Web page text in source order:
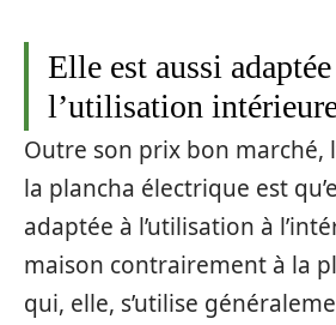
Elle est aussi adaptée
l’utilisation
Outre son prix bon marché,
la plancha électrique est
adaptée à l’utilisation à
maison contrairement à la
qui, elle, s’utilise